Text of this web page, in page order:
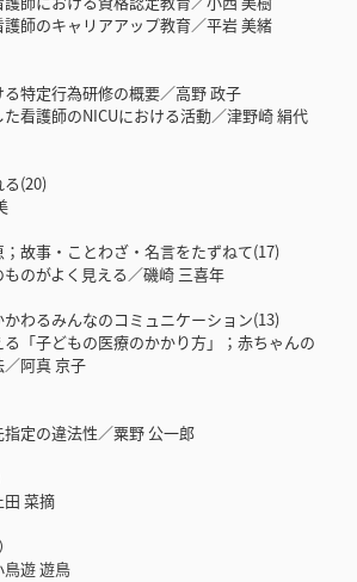
師のキャリアアップ教育／平岩 美緒
特定行為研修の概要／高野 政子
看護師のNICUにおける活動／津野崎 絹代
(20)
故事・ことわざ・名言をたずねて(17)
のがよく見える／磯崎 三喜年
わるみんなのコミュニケーション(13)
「子どもの医療のかかり方」；赤ちゃんの
／阿真 京子
定の違法性／粟野 公一郎
菜摘
遊 遊鳥